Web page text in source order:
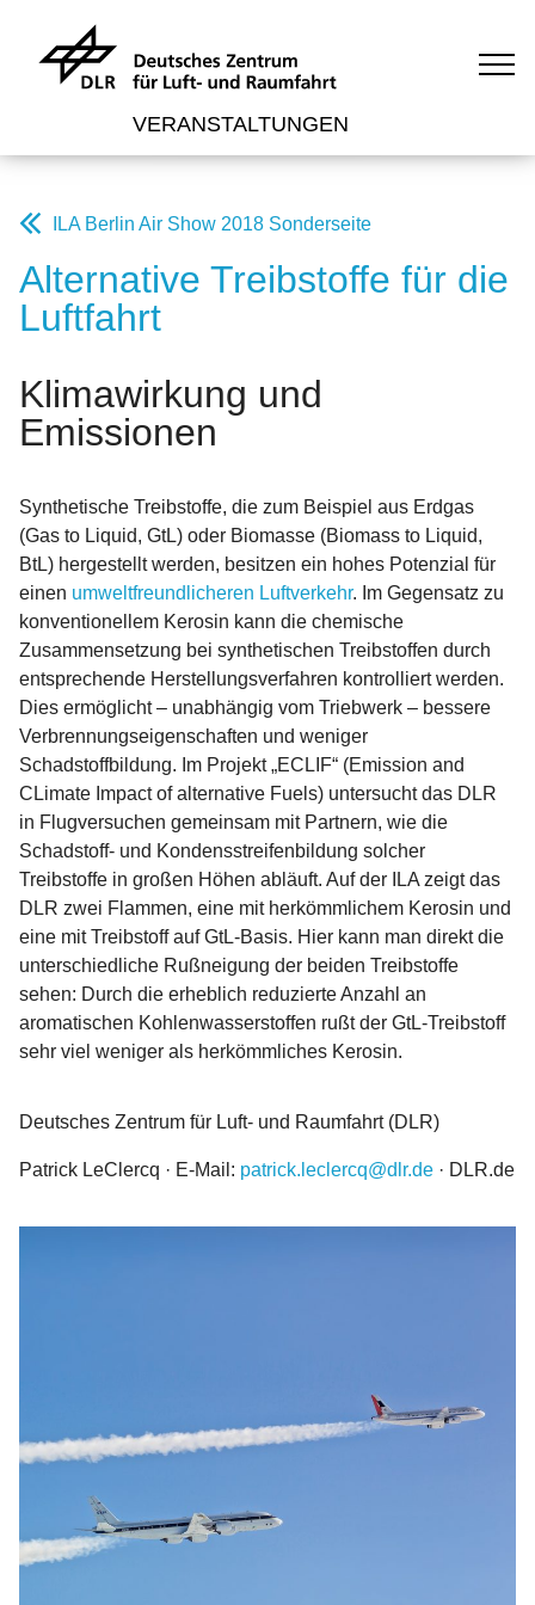
VERANSTALTUNGEN
ILA Berlin Air Show 2018 Sonderseite
Alternative Treibstoffe für die
Luftfahrt
Klimawirkung und
Emissionen
Synthetische Treibstoffe, die zum Beispiel aus Erdgas
(Gas to Liquid, GtL) oder Biomasse (Biomass to Liquid,
BtL) hergestellt werden, besitzen ein hohes Potenzial für
einen umweltfreundlicheren Luftverkehr. Im Gegensatz zu
konventionellem Kerosin kann die chemische
Zusammensetzung bei synthetischen Treibstoffen durch
entsprechende Herstellungsverfahren kontrolliert werden.
Dies ermöglicht – unabhängig vom Triebwerk – bessere
Verbrennungseigenschaften und weniger
Schadstoffbildung. Im Projekt „ECLIF“ (Emission and
CLimate Impact of alternative Fuels) untersucht das DLR
in Flugversuchen gemeinsam mit Partnern, wie die
Schadstoff- und Kondensstreifenbildung solcher
Treibstoffe in großen Höhen abläuft. Auf der ILA zeigt das
DLR zwei Flammen, eine mit herkömmlichem Kerosin und
eine mit Treibstoff auf GtL-Basis. Hier kann man direkt die
unterschiedliche Rußneigung der beiden Treibstoffe
sehen: Durch die erheblich reduzierte Anzahl an
aromatischen Kohlenwasserstoffen rußt der GtL-Treibstoff
sehr viel weniger als herkömmliches Kerosin.
Deutsches Zentrum für Luft- und Raumfahrt (DLR)
Patrick LeClercq · E-Mail: patrick.leclercq@dlr.de · DLR.de